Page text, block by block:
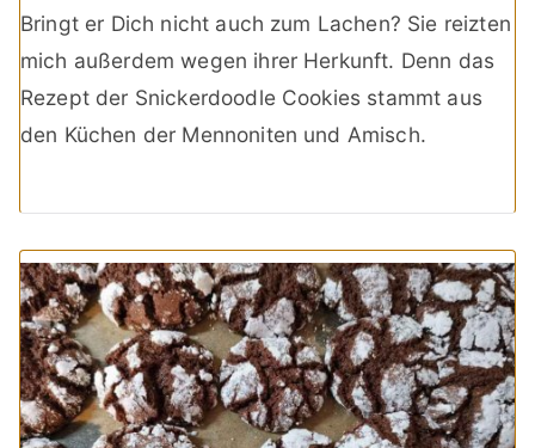
Bringt er Dich nicht auch zum Lachen? Sie reizten
mich außerdem wegen ihrer Herkunft. Denn das
Rezept der Snickerdoodle Cookies stammt aus
den Küchen der Mennoniten und Amisch.